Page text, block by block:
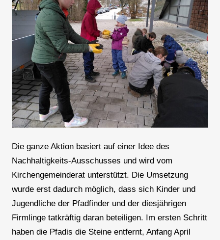
Die ganze Aktion basiert auf einer Idee des
Nachhaltigkeits-Ausschusses und wird vom
Kirchengemeinderat unterstützt. Die Umsetzung
wurde erst dadurch möglich, dass sich Kinder und
Jugendliche der Pfadfinder und der diesjährigen
Firmlinge tatkräftig daran beteiligen. Im ersten Schritt
haben die Pfadis die Steine entfernt, Anfang April